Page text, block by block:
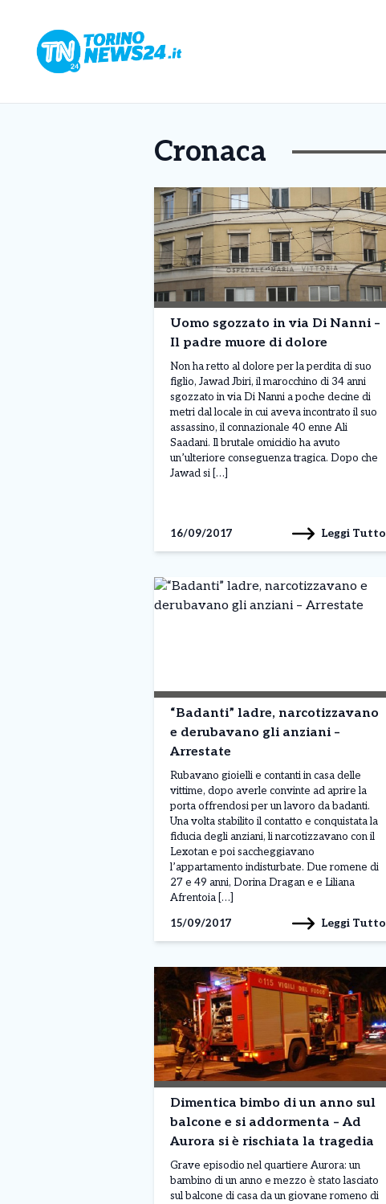
Cronaca
Uomo sgozzato in via Di Nanni –
Il padre muore di dolore
Non ha retto al dolore per la perdita di suo
figlio, Jawad Jbiri, il marocchino di 34 anni
sgozzato in via Di Nanni a poche decine di
metri dal locale in cui aveva incontrato il suo
assassino, il connazionale 40 enne Ali
Saadani. Il brutale omicidio ha avuto
un’ulteriore conseguenza tragica. Dopo che
Jawad si […]
16/09/2017 Leggi Tutto
“Badanti” ladre, narcotizzavano
e derubavano gli anziani –
Arrestate
Rubavano gioielli e contanti in casa delle
vittime, dopo averle convinte ad aprire la
porta offrendosi per un lavoro da badanti.
Una volta stabilito il contatto e conquistata la
fiducia degli anziani, li narcotizzavano con il
Lexotan e poi saccheggiavano
l’appartamento indisturbate. Due romene di
27 e 49 anni, Dorina Dragan e e Liliana
Afrentoia […]
15/09/2017
Leggi Tutto
Dimentica bimbo di un anno sul
balcone e si addormenta – Ad
Aurora si è rischiata la tragedia
Grave episodio nel quartiere Aurora: un
bambino di un anno e mezzo è stato lasciato
sul balcone di casa da un giovane romeno di